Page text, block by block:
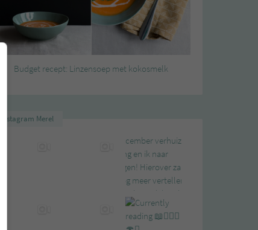
Budget recept: Linzensoep met kokosmelk
Instagram Merel